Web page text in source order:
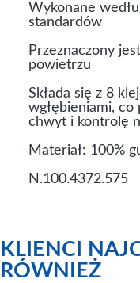
Wykonane
standardów
Przeznaczony
powietrzu
Składa się z 8
wgłębieniami, co
chwyt i kontrolę
Materiał: 100%
N.100.4372.575
KLIENCI
RÓWNIEŻ